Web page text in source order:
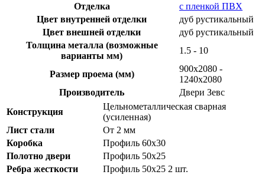
Отделка
с пленкой ПВХ
Цвет внутренней отделки
дуб рустикальный
Цвет внешней отделки
дуб рустикальный
Толщина металла (возможные
варианты мм)
1.5 - 10
Размер проема (мм)
900х2080 -
1240х2080
Производитель
Двери Зевс
Конструкция
Цельнометаллическая сварная
(усиленная)
Лист стали
От 2 мм
Коробка
Профиль 60х30
Полотно двери
Профиль 50х25
Ребра жесткости
Профиль 50х25 2 шт.